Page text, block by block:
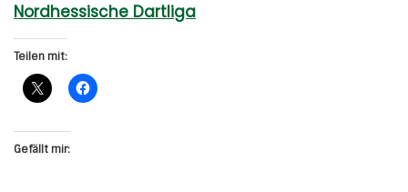
Nordhessische Dartliga
Teilen mit:
Gefällt mir: